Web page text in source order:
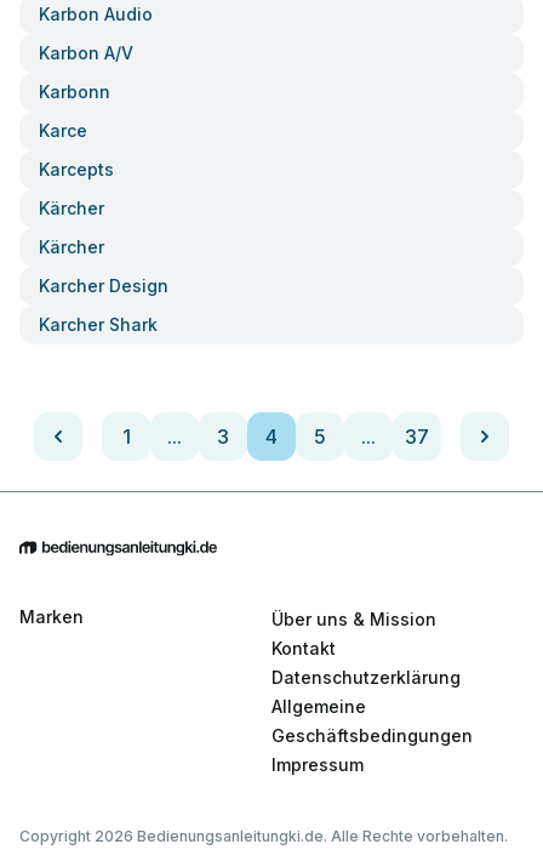
Karbon Audio
Karbon A/v
Karbonn
Karce
Karcepts
Kärcher
Kärcher
Karcher Design
Karcher Shark
1 ... 3 4 5 ... 37
Marken
Über uns & Mission
Kontakt
Datenschutzerklärung
Allgemeine
Geschäftsbedingungen
Impressum
Copyright 2026 Bedienungsanleitungki.de. Alle Rechte vorbehalten.